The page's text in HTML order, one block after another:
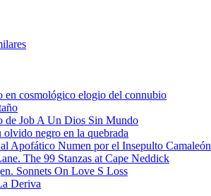
en cosmológico elogio del connubio
Job A Un Dios Sin Mundo
olvido negro en la quebrada
Apofático Numen por el Insepulto Camaleón
The 99 Stanzas at Cape Neddick
Sonnets On Love S Loss
Deriva